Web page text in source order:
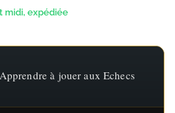
midi, expédiée
à jouer aux Echecs